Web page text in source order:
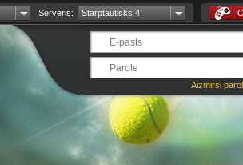
Serveris: Starptautisks 4
Aizmirsi